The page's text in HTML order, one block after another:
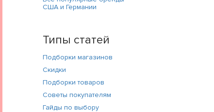
США и Германии
Типы статей
Подборки магазинов
Скидки
Подборки товаров
Советы покупателям
Гайды по выбору